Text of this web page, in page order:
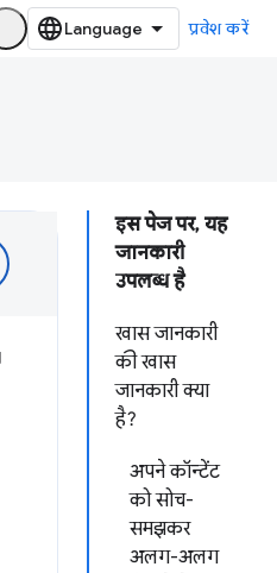
प्रवेश करें
इस पेज पर, यह
जानकारी
उपलब्ध है
खास जानकारी
की खास
जानकारी क्या
है?
अपने कॉन्टेंट
को सोच-
समझकर
अलग-अलग